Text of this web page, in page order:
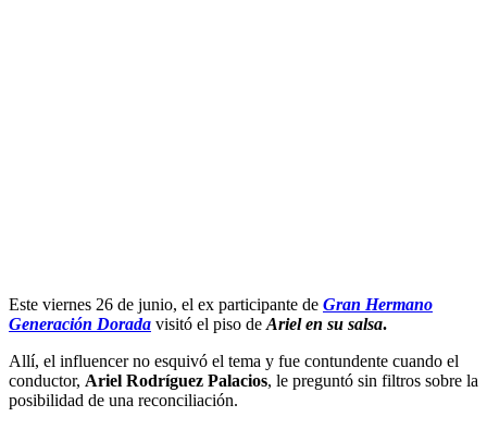
Este viernes 26 de junio, el ex participante de Gran Hermano
Generación Dorada visitó el piso de Ariel en su salsa.
Allí, el influencer no esquivó el tema y fue contundente cuando el
conductor, Ariel Rodríguez Palacios, le preguntó sin filtros sobre la
posibilidad de una reconciliación.